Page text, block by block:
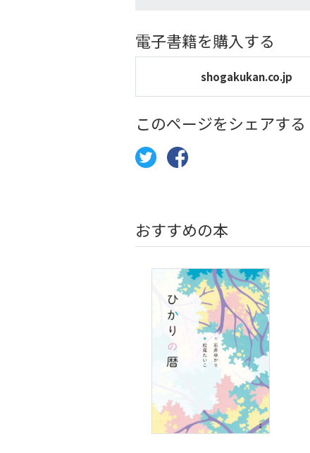
電子書籍を購入する
shogakukan.co.jp
このページをシェアする
おすすめの本